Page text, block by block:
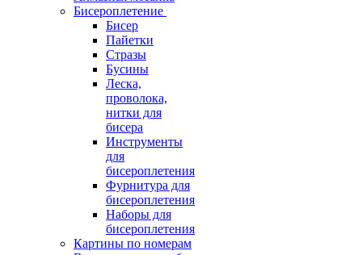
Бисероплетение
Бисер
Пайетки
Стразы
Бусины
Леска,
проволока,
нитки для
бисера
Инструменты
для
бисероплетения
Фурнитура для
бисероплетения
Наборы для
бисероплетения
Картины по номерам